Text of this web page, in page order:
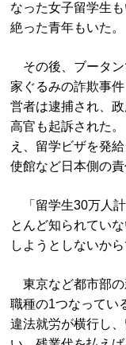
なった女子留学生
絶った青年もいた。
その後、ブータン
家ぐるみの詐欺事
営者は逮捕され、
高官も起訴された
え、留学ビザを発
使館など日本側の
「留学生30万人
とんど知られてい
しようとしないか
東京など都市部の
職種の1つなってい
違法就労が横行し